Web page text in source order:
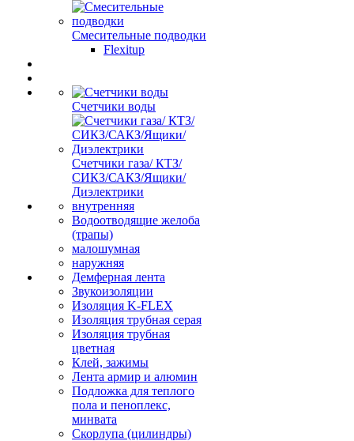
Смесительные подводки
Flexitup
Счетчики воды
Счетчики газа/ КТЗ/
СИКЗ/САКЗ/Ящики/
Диэлектрики
внутренняя
Водоотводящие желоба
(трапы)
малошумная
наружняя
Демферная лента
Звукоизоляции
Изоляция K-FLEX
Изоляция трубная серая
Изоляция трубная
цветная
Клей, зажимы
Лента армир и алюмин
Подложка для теплого
пола и пеноплекс,
минвата
Скорлупа (цилиндры)